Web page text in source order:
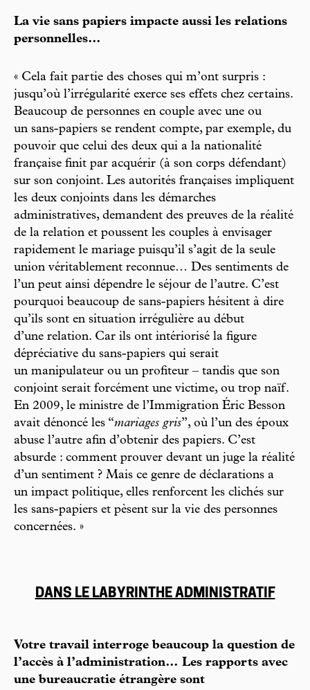
La vie sans papiers impacte aussi les relations
personnelles…
« Cela fait partie des choses qui m’ont surpris :
jusqu’où l’irrégularité exerce ses effets chez certains.
Beaucoup de personnes en couple avec une ou
un sans-papiers se rendent compte, par exemple, du
pouvoir que celui des deux qui a la nationalité
française finit par acquérir (à son corps défendant)
sur son conjoint. Les autorités françaises impliquent
les deux conjoints dans les démarches
administratives, demandent des preuves de la réalité
de la relation et poussent les couples à envisager
rapidement le mariage puisqu’il s’agit de la seule
union véritablement reconnue… Des sentiments de
l’un peut ainsi dépendre le séjour de l’autre. C’est
pourquoi beaucoup de sans-papiers hésitent à dire
qu’ils sont en situation irrégulière au début
d’une relation. Car ils ont intériorisé la figure
dépréciative du sans-papiers qui serait
un manipulateur ou un profiteur – tandis que son
conjoint serait forcément une victime, ou trop naïf.
En 2009, le ministre de l’Immigration Éric Besson
avait dénoncé les “mariages gris”, où l’un des époux
abuse l’autre afin d’obtenir des papiers. C’est
absurde : comment prouver devant un juge la réalité
d’un sentiment ? Mais ce genre de déclarations a
un impact politique, elles renforcent les clichés sur
les sans-papiers et pèsent sur la vie des personnes
concernées. »
DANS LE LABYRINTHE ADMINISTRATIF
Votre travail interroge beaucoup la question de
l’accès à l’administration… Les rapports avec
une bureaucratie étrangère sont